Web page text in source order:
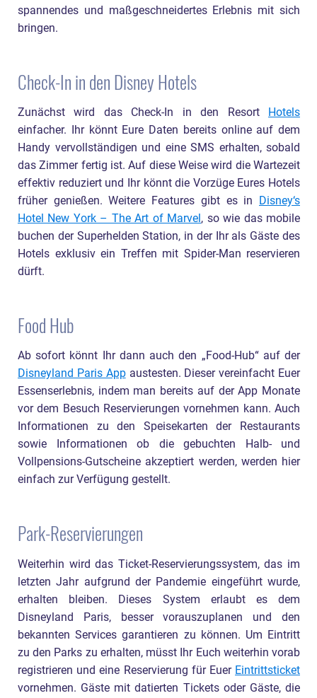
spannendes und maßgeschneidertes Erlebnis mit sich
bringen.
Check-In in den Disney Hotels
Zunächst wird das Check-In in den Resort
Hotels
einfacher. Ihr könnt Eure Daten bereits online auf dem
Handy vervollständigen und eine SMS erhalten, sobald
das Zimmer fertig ist. Auf diese Weise wird die Wartezeit
effektiv reduziert und Ihr könnt die Vorzüge Eures Hotels
früher genießen. Weitere Features gibt es in
Disney‘s
Hotel New York – The Art of Marvel , so wie das mobile
buchen der Superhelden Station, in der Ihr als Gäste des
Hotels exklusiv ein Treffen mit Spider-Man reservieren
dürft.
Food Hub
Ab sofort könnt Ihr dann auch den „Food-Hub“ auf der
Disneyland Paris Appaustesten. Dieser vereinfacht Euer
Essenserlebnis, indem man bereits auf der App Monate
vor dem Besuch Reservierungen vornehmen kann. Auch
Informationen zu den Speisekarten der Restaurants
sowie Informationen ob die gebuchten Halb- und
Vollpensions-Gutscheine akzeptiert werden, werden hier
einfach zur Verfügung gestellt.
Park-Reservierungen
Weiterhin wird das Ticket-Reservierungssystem, das im
letzten Jahr aufgrund der Pandemie eingeführt wurde,
erhalten bleiben. Dieses System erlaubt es dem
Disneyland Paris, besser vorauszuplanen und den
bekannten Services garantieren zu können. Um Eintritt
zu den Parks zu erhalten, müsst Ihr Euch weiterhin vorab
registrieren und eine Reservierung für Euer Eintrittsticket
vornehmen. Gäste mit datierten Tickets oder Gäste, die